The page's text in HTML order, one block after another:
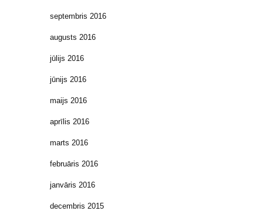
septembris 2016
augusts 2016
jūlijs 2016
jūnijs 2016
maijs 2016
aprīlis 2016
marts 2016
februāris 2016
janvāris 2016
decembris 2015